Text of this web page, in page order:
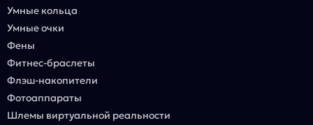
Умные кольца
Умные очки
Фены
Фитнес-браслеты
Флэш-накопители
Фотоаппараты
Шлемы виртуальной реальности